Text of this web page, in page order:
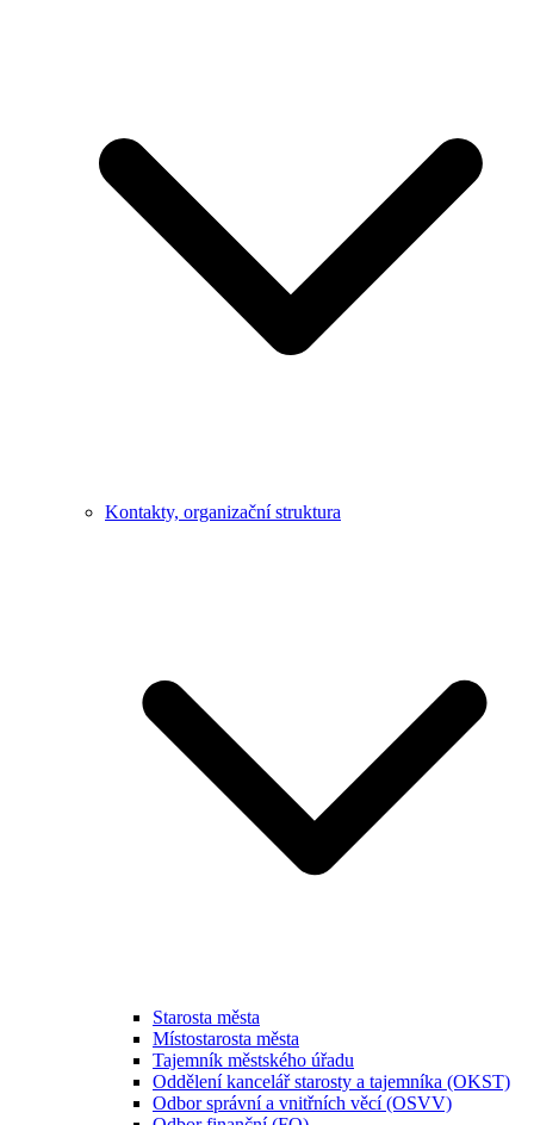
Kontakty, organizační struktura
Starosta města
Místostarosta města
Tajemník městského úřadu
Oddělení kancelář starosty a tajemníka (OKST)
Odbor správní a vnitřních věcí (OSVV)